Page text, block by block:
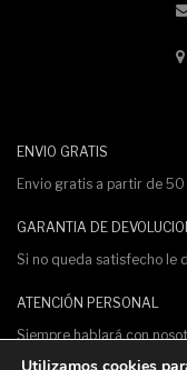
ENVIO GRATIS
Envio gratis a partir de 50
GARANTIA DE
Si no queda satisfecho le
ATENCIÓN PERSONAL
Siempre hablará con